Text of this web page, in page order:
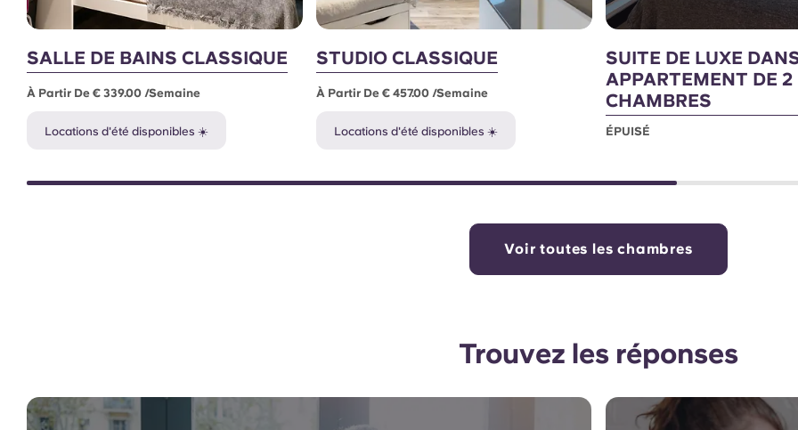
SALLE DE BAINS CLASSIQUE
À Partir De € 339.00 /semaine
Locations d'été disponibles ☀️
STUDIO CLASSIQUE
À Partir De € 457.00 /semaine
Locations d'été disponibles ☀️
SUITE DE LUXE
APPARTEMENT DE 2
CHAMBRES
ÉPUISÉ
Voir toutes les chambres
Trouvez les réponses